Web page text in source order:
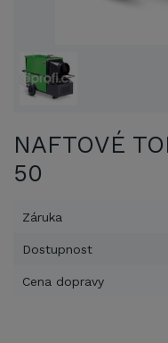
NAFTOVÉ
50
Záruka
Dostupnost
Cena dopravy